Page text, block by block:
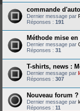
commande
Dernier message par
Réponses : 191
Méthode mise
Dernier message par
Réponses : 31
T-shirts, news :
Dernier message par
Réponses : 307
Nouveau forum ?
Dernier message par
Réponses : 11